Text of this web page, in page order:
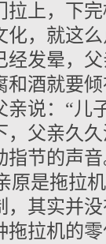
拉上，下
化，就这
经发晕，
和酒就要
亲说：“
，父亲久
指节的声
原是拖拉
，其实并
拖拉机的